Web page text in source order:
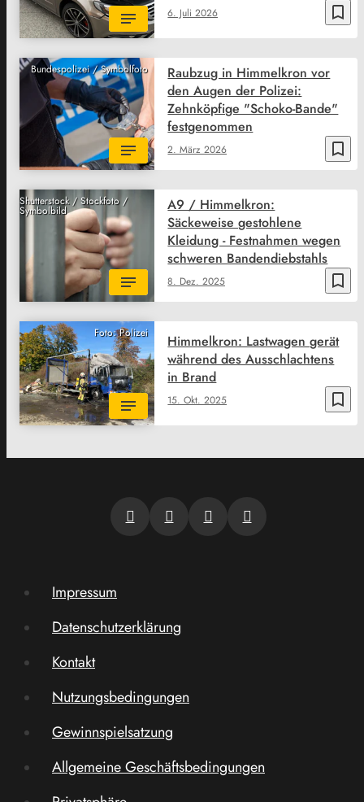
bookmark_border
6. Juli 2026
Bundespolizei / Symbolfoto
bookmark_border
2. März 2026
Raubzug in Himmelkron vor
den Augen der Polizei:
Zehnköpfige "Schoko-Bande"
festgenommen
Shutterstock / Stockfoto /
Symbolbild
bookmark_border
8. Dez. 2025
A9 / Himmelkron:
Säckeweise gestohlene
Kleidung - Festnahmen wegen
schweren Bandendiebstahls
Foto: Polizei
bookmark_border
15. Okt. 2025
Himmelkron: Lastwagen gerät
während des Ausschlachtens
in Brand
Impressum
Datenschutzerklärung
Kontakt
Nutzungsbedingungen
Gewinnspielsatzung
Allgemeine Geschäftsbedingungen